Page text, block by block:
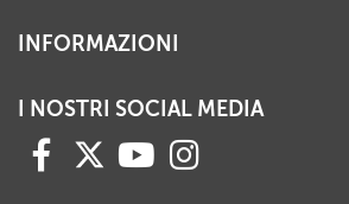
INFORMAZIONI
I NOSTRI SOCIAL MEDIA